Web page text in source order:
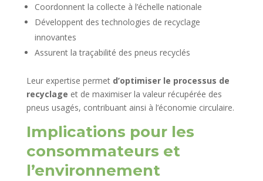
Coordonnent la collecte à l’échelle nationale
Développent des technologies de recyclage
innovantes
Assurent la traçabilité des pneus recyclés
Leur expertise permet d’optimiser le processus de
recyclage et de maximiser la valeur récupérée des
pneus usagés, contribuant ainsi à l’économie circulaire.
Implications pour les
consommateurs et
l’environnement